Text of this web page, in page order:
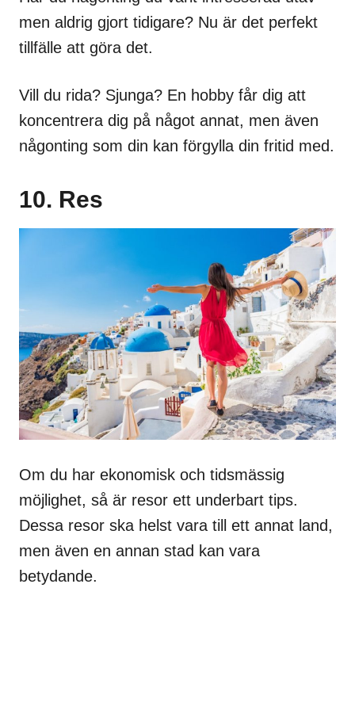
men aldrig gjort tidigare? Nu är det perfekt
tillfälle att göra det.
Vill du rida? Sjunga? En hobby får dig att
koncentrera dig på något annat, men även
någonting som din kan förgylla din fritid med.
10. Res
Om du har ekonomisk och tidsmässig
möjlighet, så är resor ett underbart tips.
Dessa resor ska helst vara till ett annat land,
men även en annan stad kan vara
betydande.